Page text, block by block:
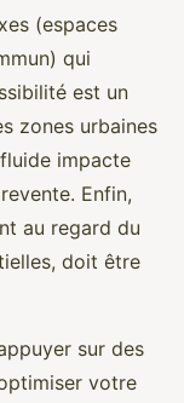
(espaces
qui
est un
zones urbaines
impacte
Enfin,
au regard du
doit être
sur des
votre